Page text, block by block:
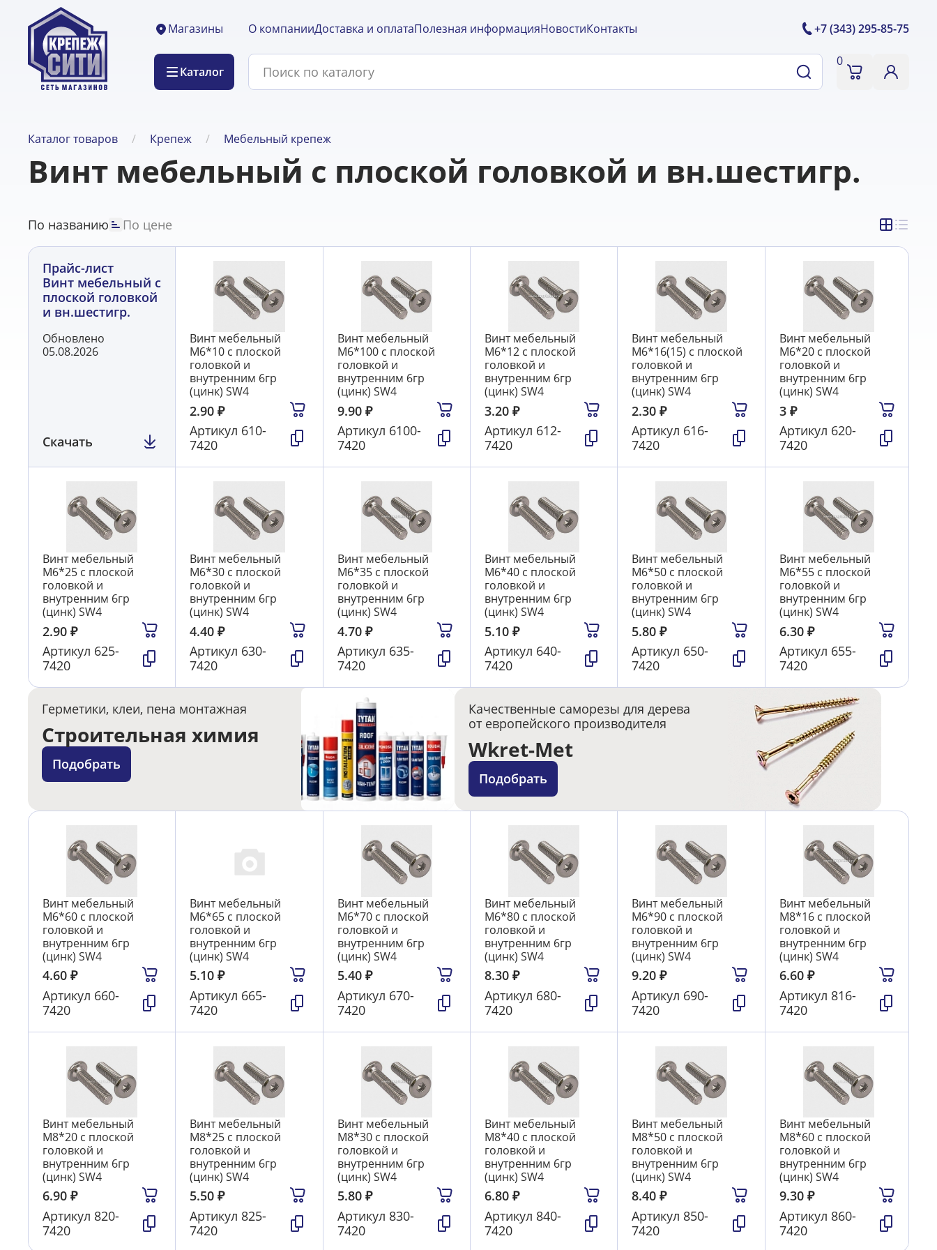
Магазины
Каталог
О компанииДоставка и оплатаПолезная информацияНовостиКонтакты +7 (343) 295-85-75
0
Каталог товаров Крепеж Мебельный крепеж
Винт мебельный с плоской головкой и вн.шестигр.
По названию По цене
Прайс-лист
Винт мебельный с
плоской головкой
и вн.шестигр.
Обновлено
05.08.2026
Скачать
Винт мебельный
М6*10 с плоской
головкой и
внутренним 6гр
(цинк) SW4
2.90₽
Артикул 610-
7420
Винт мебельный
М6*100 с плоской
головкой и
внутренним 6гр
(цинк) SW4
9.90 ₽
Артикул 6100-
7420
Винт мебельный
М6*12 с плоской
головкой и
внутренним 6гр
(цинк) SW4
3.20 ₽
Артикул 612-
7420
Винт мебельный
М6*16(15) с плоской
головкой и
внутренним 6гр
(цинк) SW4
2.30₽
Артикул 616-
7420
Винт мебельный
М6*20 с плоской
головкой и
внутренним 6гр
(цинк) SW4
3 ₽
Артикул 620-
7420
Винт мебельный
М6*25 с плоской
головкой и
внутренним 6гр
(цинк) SW4
2.90 ₽
Артикул 625-
7420
Винт мебельный
М6*30 с плоской
головкой и
внутренним 6гр
(цинк) SW4
4.40₽
Артикул 630-
7420
Винт мебельный
М6*35 с плоской
головкой и
внутренним 6гр
(цинк) SW4
4.70 ₽
Артикул 635-
7420
Винт мебельный
М6*40 с плоской
головкой и
внутренним 6гр
(цинк) SW4
5.10 ₽
Артикул 640-
7420
Винт мебельный
М6*50 с плоской
головкой и
внутренним 6гр
(цинк) SW4
5.80₽
Артикул 650-
7420
Винт мебельный
М6*55 с плоской
головкой и
внутренним 6гр
(цинк) SW4
6.30 ₽
Артикул 655-
7420
Герметики, клеи, пена монтажная
Строительная химия
Подобрать
Качественные саморезы для дерева
от европейского производителя
Wkret-Met
Подобрать
Винт мебельный
М6*60 с плоской
головкой и
внутренним 6гр
(цинк) SW4
4.60 ₽
Артикул 660-
7420
Винт мебельный
М6*65 с плоской
головкой и
внутренним 6гр
(цинк) SW4
5.10₽
Артикул 665-
7420
Винт мебельный
М6*70 с плоской
головкой и
внутренним 6гр
(цинк) SW4
5.40 ₽
Артикул 670-
7420
Винт мебельный
М6*80 с плоской
головкой и
внутренним 6гр
(цинк) SW4
8.30 ₽
Артикул 680-
7420
Винт мебельный
М6*90 с плоской
головкой и
внутренним 6гр
(цинк) SW4
9.20₽
Артикул 690-
7420
Винт мебельный
М8*16 с плоской
головкой и
внутренним 6гр
(цинк) SW4
6.60 ₽
Артикул 816-
7420
Винт мебельный
М8*20 с плоской
головкой и
внутренним 6гр
(цинк) SW4
6.90 ₽
Артикул 820-
7420
Винт мебельный
М8*25 с плоской
головкой и
внутренним 6гр
(цинк) SW4
5.50₽
Артикул 825-
7420
Винт мебельный
М8*30 с плоской
головкой и
внутренним 6гр
(цинк) SW4
5.80 ₽
Артикул 830-
7420
Винт мебельный
М8*40 с плоской
головкой и
внутренним 6гр
(цинк) SW4
6.80 ₽
Артикул 840-
7420
Винт мебельный
М8*50 с плоской
головкой и
внутренним 6гр
(цинк) SW4
8.40₽
Артикул 850-
7420
Винт мебельный
М8*60 с плоской
головкой и
внутренним 6гр
(цинк) SW4
9.30 ₽
Артикул 860-
7420